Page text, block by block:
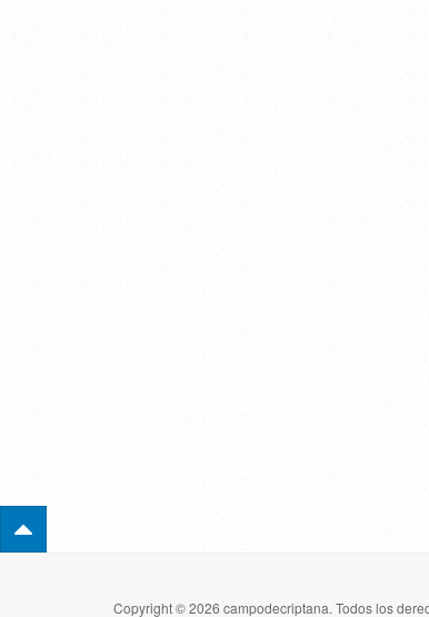
Copyright © 2026 campodecriptana. Todos los